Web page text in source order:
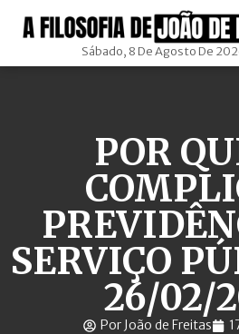
Sábado, 8 De Agosto De
POR
SERVIÇO
26/02/
Por João de Freitas